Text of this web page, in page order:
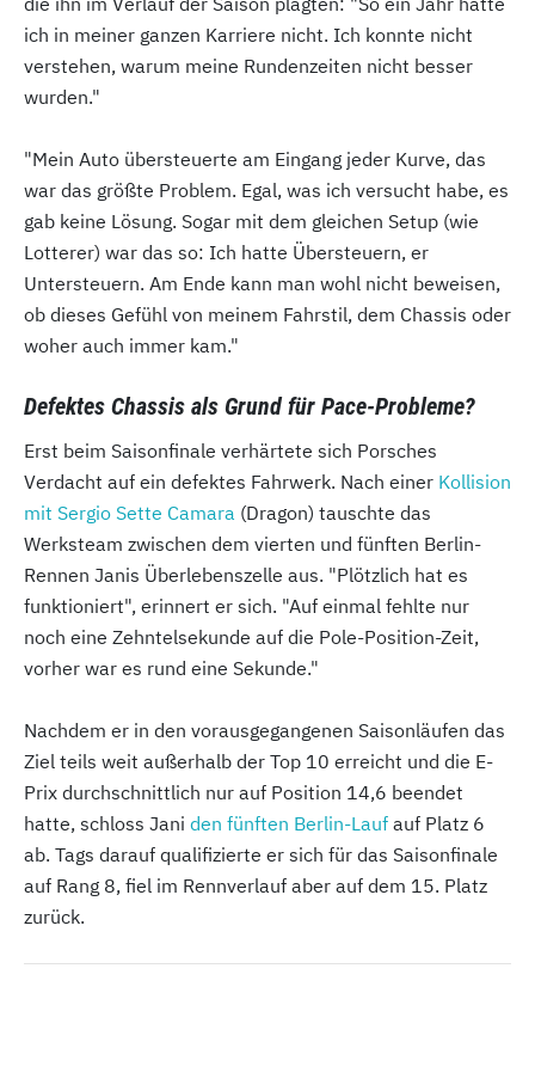
ich in meiner ganzen Karriere nicht. Ich konnte nicht
verstehen, warum meine Rundenzeiten nicht besser
wurden."
"Mein Auto übersteuerte am Eingang jeder Kurve, das
war das größte Problem. Egal, was ich versucht habe, es
gab keine Lösung. Sogar mit dem gleichen Setup (wie
Lotterer) war das so: Ich hatte Übersteuern, er
Untersteuern. Am Ende kann man wohl nicht beweisen,
ob dieses Gefühl von meinem Fahrstil, dem Chassis oder
woher auch immer kam."
Defektes Chassis als Grund für Pace-Probleme?
Erst beim Saisonfinale verhärtete sich Porsches
Verdacht auf ein defektes Fahrwerk. Nach einer Kollision
mit Sergio Sette Camara (Dragon) tauschte das
Werksteam zwischen dem vierten und fünften Berlin-
Rennen Janis Überlebenszelle aus. "Plötzlich hat es
funktioniert", erinnert er sich. "Auf einmal fehlte nur
noch eine Zehntelsekunde auf die Pole-Position-Zeit,
vorher war es rund eine Sekunde."
Nachdem er in den vorausgegangenen Saisonläufen das
Ziel teils weit außerhalb der Top 10 erreicht und die E-
Prix durchschnittlich nur auf Position 14,6 beendet
hatte, schloss Jani den fünften Berlin-Lauf auf Platz 6
ab. Tags darauf qualifizierte er sich für das Saisonfinale
auf Rang 8, fiel im Rennverlauf aber auf dem 15. Platz
zurück.